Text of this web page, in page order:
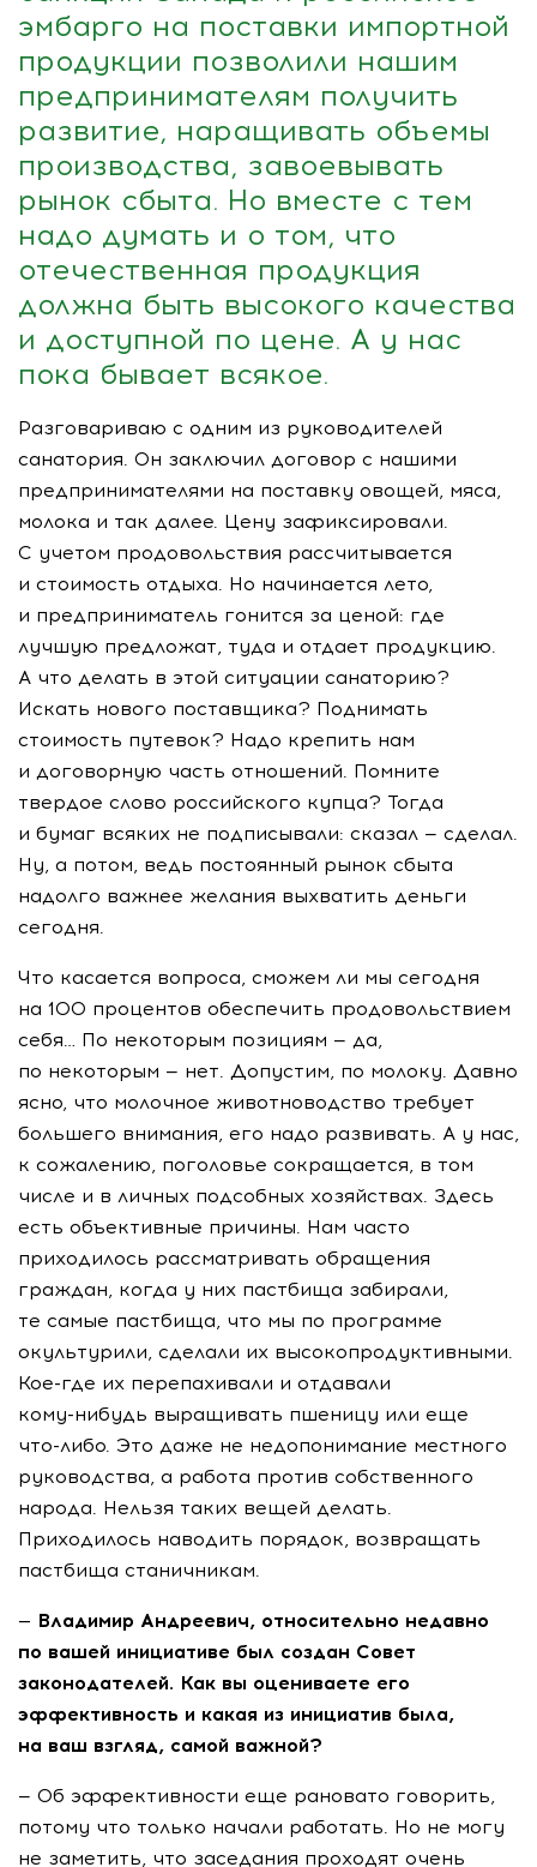
эмбарго на поставки импортной
продукции позволили нашим
предпринимателям получить
развитие, наращивать объемы
производства, завоевывать
рынок сбыта. Но вместе с тем
надо думать и о том, что
отечественная продукция
должна быть высокого качества
и доступной по цене. А у нас
пока бывает всякое.
Разговариваю с одним из руководителей
санатория. Он заключил договор с нашими
предпринимателями на поставку овощей, мяса,
молока и так далее. Цену зафиксировали.
С учетом продовольствия рассчитывается
и стоимость отдыха. Но начинается лето,
и предприниматель гонится за ценой: где
лучшую предложат, туда и отдает продукцию.
А что делать в этой ситуации санаторию?
Искать нового поставщика? Поднимать
стоимость путевок? Надо крепить нам
и договорную часть отношений. Помните
твердое слово российского купца? Тогда
и бумаг всяких не подписывали: сказал — сделал.
Ну, а потом, ведь постоянный рынок сбыта
надолго важнее желания выхватить деньги
сегодня.
Что касается вопроса, сможем ли мы сегодня
на 100 процентов обеспечить продовольствием
себя… По некоторым позициям — да,
по некоторым — нет. Допустим, по молоку. Давно
ясно, что молочное животноводство требует
большего внимания, его надо развивать. А у нас,
к сожалению, поголовье сокращается, в том
числе и в личных подсобных хозяйствах. Здесь
есть объективные причины. Нам часто
приходилось рассматривать обращения
граждан, когда у них пастбища забирали,
те самые пастбища, что мы по программе
окультурили, сделали их высокопродуктивными.
Кое-где их перепахивали и отдавали
кому-нибудь выращивать пшеницу или еще
что-либо. Это даже не недопонимание местного
руководства, а работа против собственного
народа. Нельзя таких вещей делать.
Приходилось наводить порядок, возвращать
пастбища станичникам.
— Владимир Андреевич, относительно недавно
по вашей инициативе был создан Совет
законодателей. Как вы оцениваете его
эффективность и какая из инициатив была,
на ваш взгляд, самой важной?
— Об эффективности еще рановато говорить,
потому что только начали работать. Но не могу
не заметить, что заседания проходят очень